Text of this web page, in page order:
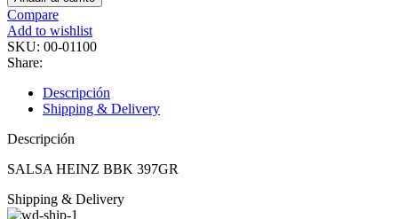
Compare
Add to wishlist
SKU: 00-01100
Share:
Descripción
Shipping & Delivery
Descripción
SALSA HEINZ BBK 397GR
Shipping & Delivery